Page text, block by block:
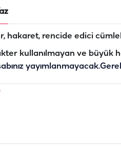
hakaret, rencide edici
kullanılmayan ve büyük
yayımlanmayacak.